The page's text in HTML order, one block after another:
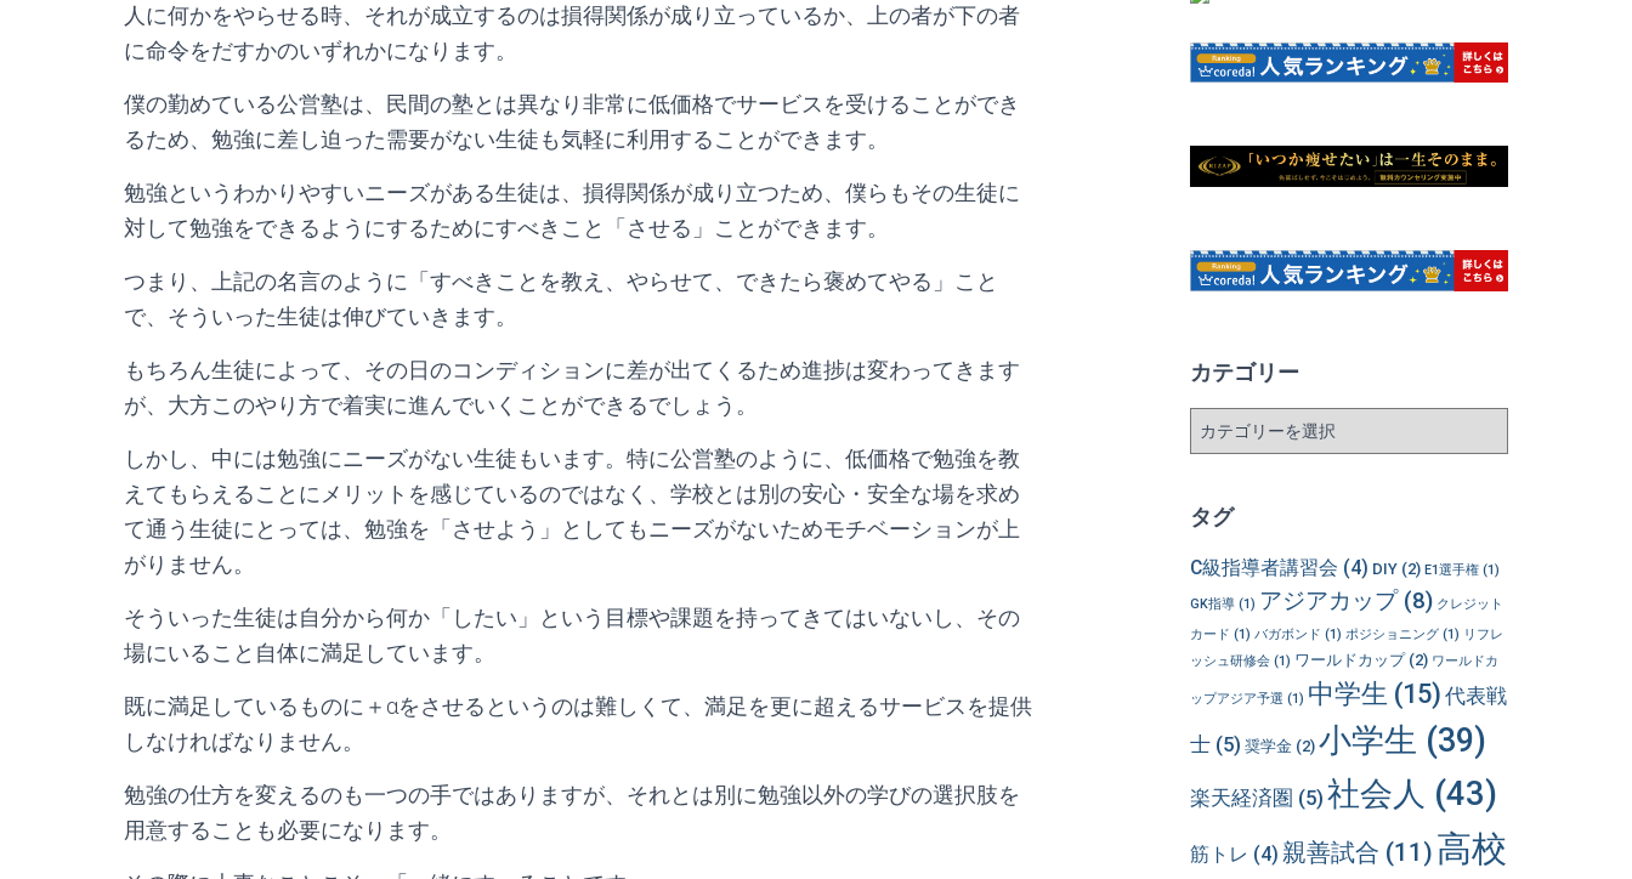
人に何かをやらせる時、それが成立するのは損得関係が成り立っているか、上の者が下の者
に命令をだすかのいずれかになります。
僕の勤めている公営塾は、民間の塾とは異なり非常に低価格でサービスを受けることができ
るため、勉強に差し迫った需要がない生徒も気軽に利用することができます。
勉強というわかりやすいニーズがある生徒は、損得関係が成り立つため、僕らもその生徒に
対して勉強をできるようにするためにすべきこと「させる」ことができます。
つまり、上記の名言のように「すべきことを教え、やらせて、できたら褒めてやる」こと
で、そういった生徒は伸びていきます。
もちろん生徒によって、その日のコンディションに差が出てくるため進捗は変わってきます
が、大方このやり方で着実に進んでいくことができるでしょう。
しかし、中には勉強にニーズがない生徒もいます。特に公営塾のように、低価格で勉強を教
えてもらえることにメリットを感じているのではなく、学校とは別の安心・安全な場を求め
て通う生徒にとっては、勉強を「させよう」としてもニーズがないためモチベーションが上
がりません。
そういった生徒は自分から何か「したい」という目標や課題を持ってきてはいないし、その
場にいること自体に満足しています。
既に満足しているものに＋αをさせるというのは難しくて、満足を更に超えるサービスを提供
しなければなりません。
勉強の仕方を変えるのも一つの手ではありますが、それとは別に勉強以外の学びの選択肢を
用意することも必要になります。
カテゴリー
ー
タグ
C級指導者講習会 (4) DIY(2) E1選手権(1)
GK指導(1) アジアカップ(8) クレジット
カード (1) バガボンド (1) ポジショニング(1) リフレ
ッシュ研修会(1) ワールドカップ(2) ワールドカ
ップアジア予選 (1) 中学生 (15) 代表戦
士(5) 奨学金(2) 小学生 (39)
楽天経済圏 (5) 社会人 (43)
筋トレ (4) 親善試合 (11) 高校